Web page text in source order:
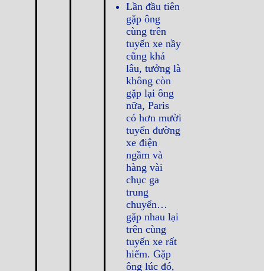
Lần đầu tiên
gặp ông
cùng trên
tuyến xe nầy
cũng khá
lâu, tưởng là
không còn
gặp lại ông
nữa, Paris
có hơn mười
tuyến đường
xe điện
ngầm và
hàng vài
chục ga
trung
chuyển…
gặp nhau lại
trên cùng
tuyến xe rất
hiếm. Gặp
ông lúc đó,